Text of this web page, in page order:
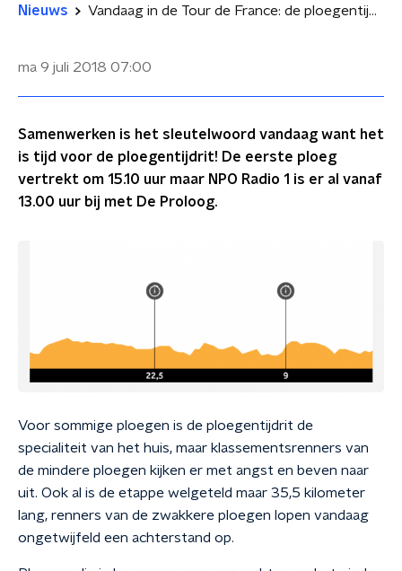
Nieuws Vandaag in de Tour de France: de ploegentijdrit
ma 9 juli 2018 07:00
Samenwerken is het sleutelwoord vandaag want het
is tijd voor de ploegentijdrit! De eerste ploeg
vertrekt om 15.10 uur maar NPO Radio 1 is er al vanaf
13.00 uur bij met De Proloog.
Voor sommige ploegen is de ploegentijdrit de
specialiteit van het huis, maar klassementsrenners van
de mindere ploegen kijken er met angst en beven naar
uit. Ook al is de etappe welgeteld maar 35,5 kilometer
lang, renners van de zwakkere ploegen lopen vandaag
ongetwijfeld een achterstand op.